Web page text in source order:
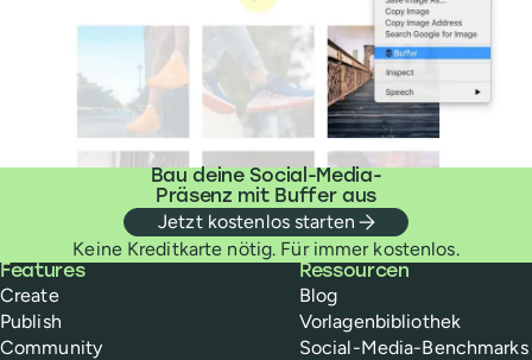
Bau deine Social-Media-
Präsenz mit Buffer aus
Jetzt kostenlos starten
Keine Kreditkarte nötig. Für immer kostenlos.
Buffer
Features
Create
Publish
Community
Ressourcen
Blog
Vorlagenbibliothek
Social-Media-Benchmarks